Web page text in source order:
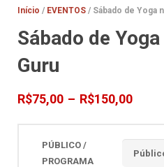
Início / EVENTOS / Sábado de Yoga
Sábado de
Guru
R$75,00 – R$150,00Faixa
PÚBLICO /
PROGRAMA